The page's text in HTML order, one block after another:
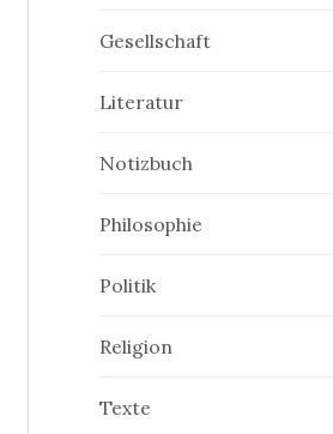
Gesellschaft
Literatur
Notizbuch
Philosophie
Politik
Religion
Texte